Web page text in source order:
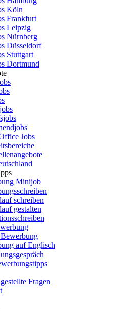
Köln
Frankfurt
Leipzig
Nürnberg
Düsseldorf
Stuttgart
Dortmund
Jobs
Minijob
schreiben
gestalten
auf Englisch
Fragen